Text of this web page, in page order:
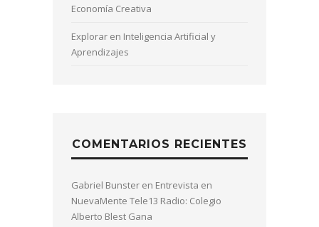
Economía Creativa
Explorar en Inteligencia Artificial y
Aprendizajes
COMENTARIOS RECIENTES
Gabriel Bunster en Entrevista en
NuevaMente Tele13 Radio: Colegio
Alberto Blest Gana